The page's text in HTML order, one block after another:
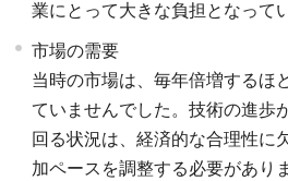
業にとって大きな負担となって
市場の需要
当時の市場は、毎年倍増するほ
ていませんでした。技術の進歩
回る状況は、経済的な合理性に
加ペースを調整する必要があり